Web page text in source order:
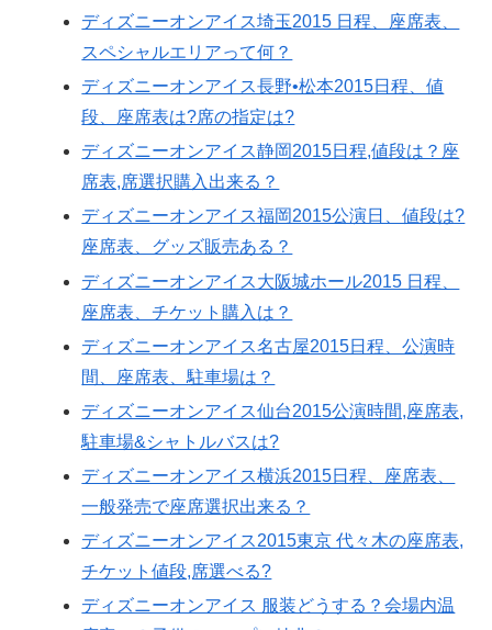
ディズニーオンアイス埼玉2015 日程、座席表、
スペシャルエリアって何？
ディズニーオンアイス長野•松本2015日程、値
段、座席表は?席の指定は?
ディズニーオンアイス静岡2015日程,値段は？座
席表,席選択購入出来る？
ディズニーオンアイス福岡2015公演日、値段は?
座席表、グッズ販売ある？
ディズニーオンアイス大阪城ホール2015 日程、
座席表、チケット購入は？
ディズニーオンアイス名古屋2015日程、公演時
間、座席表、駐車場は？
ディズニーオンアイス仙台2015公演時間,座席表,
駐車場&シャトルバスは?
ディズニーオンアイス横浜2015日程、座席表、
一般発売で座席選択出来る？
ディズニーオンアイス2015東京 代々木の座席表,
チケット値段,席選べる?
ディズニーオンアイス 服装どうする？会場内温